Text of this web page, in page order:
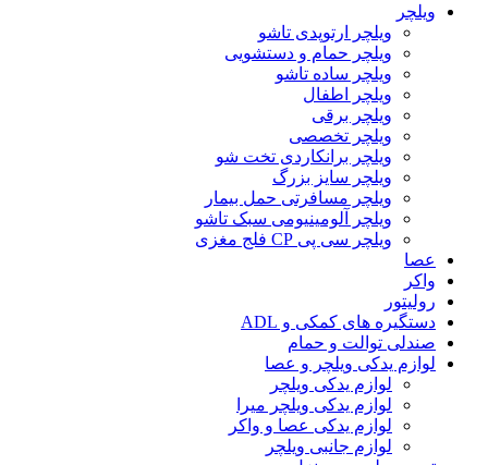
ویلچر
ویلچر ارتوپدی تاشو
ویلچر حمام و دستشویی
ویلچر ساده تاشو
ویلچر اطفال
ویلچر برقی
ویلچر تخصصی
ویلچر برانکاردی تخت شو
ویلچر سایز بزرگ
ویلچر مسافرتی حمل بیمار
ویلچر آلومینیومی سبک تاشو
ویلچر سی پی CP فلج مغزی
عصا
واکر
رولیتور
دستگیره های کمکی و ADL
صندلی توالت و حمام
لوازم یدکی ویلچر و عصا
لوازم یدکی ویلچر
لوازم یدکی ویلچر میرا
لوازم یدکی عصا و واکر
لوازم جانبی ویلچر